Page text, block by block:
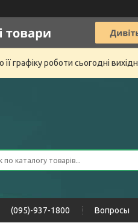
графіку роботи сьогодні
(095)-937-1800 Вопросы